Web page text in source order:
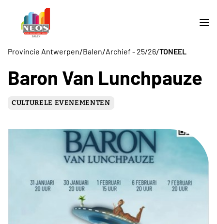
Provincie Antwerpen/Balen/Archief - 25/26/TONEEL
Baron Van Lunchpauze
CULTURELE EVENEMENTEN